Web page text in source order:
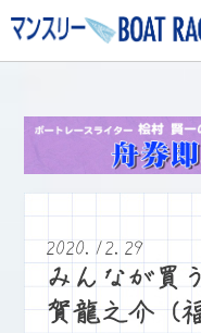
2020.12.29
みんなが買
賀龍之介（